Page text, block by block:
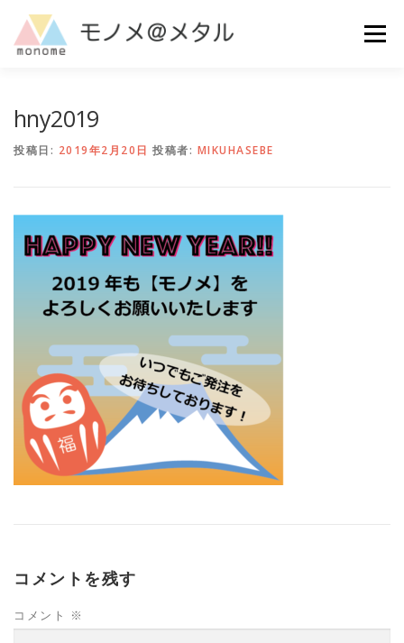
メニュー
hny2019
投稿日: 2019年2月20日 投稿者: MIKUHASEBE
コメントを残す
コメント ※